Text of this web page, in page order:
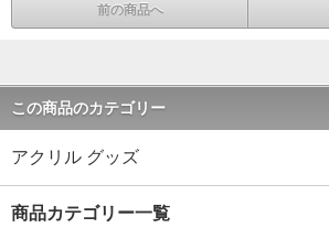
前の商品へ
この商品のカテゴリー
アクリル グッズ
商品カテゴリー一覧